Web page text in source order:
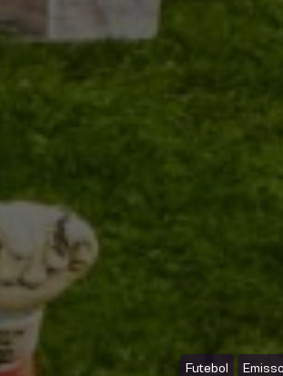
Futebol